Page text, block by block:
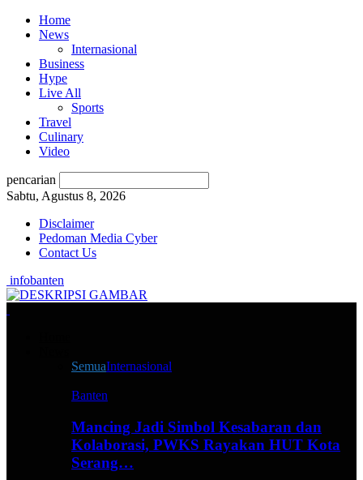
Home
News
Internasional
Business
Hype
Live All
Sports
Travel
Culinary
Video
pencarian
Sabtu, Agustus 8, 2026
Disclaimer
Pedoman Media Cyber
Contact Us
infobanten
SemuaInternasional
Banten
Mancing Jadi Simbol Kesabaran dan
Kolaborasi, PWKS Rayakan HUT Kota
Serang…